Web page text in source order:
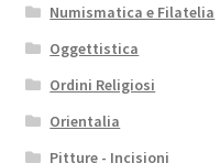
Numismatica e Filatelia
Oggettistica
Ordini Religiosi
Orientalia
Pitture - Incisioni